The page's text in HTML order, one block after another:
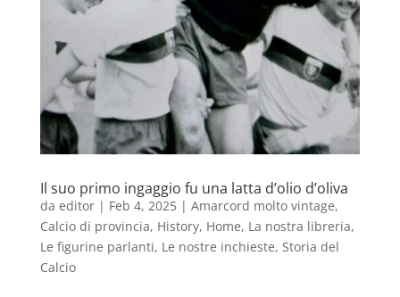
Il suo primo ingaggio fu una latta d’olio d’oliva
da editor| Feb 4, 2025| Amarcord molto vintage,
Calcio di provincia, History, Home, La nostra libreria,
Le figurine parlanti, Le nostre inchieste, Storia del
Calcio